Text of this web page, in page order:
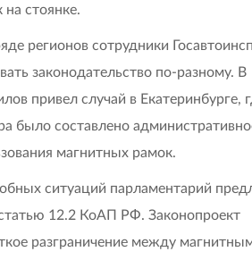
на стоянке.
регионов сотрудники
законодательство по-разному. В
привел случай в Екатеринбурге,
было составлено
магнитных рамок.
ситуаций парламентарий
12.2 КоАП РФ. Законопроект
разграничение между